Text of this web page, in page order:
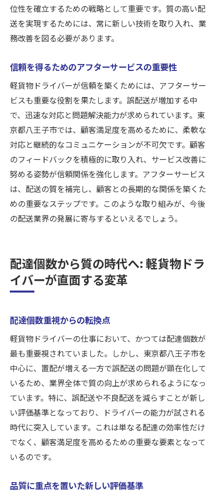
位性を確立するための戦略として重要です。質の高い配
送を実現するためには、常に新しい技術を取り入れ、業
務改善を図る必要があります。
信頼を得るためのアフターサービスの重要性
軽貨物ドライバーが信頼を築くためには、アフターサー
ビスも重要な役割を果たします。誤配送が増加する中
で、迅速な対応と問題解決能力が求められています。東
京都八王子市では、顧客満足度を高めるために、柔軟な
対応と継続的なコミュニケーションが不可欠です。顧客
のフィードバックを積極的に取り入れ、サービス改善に
努める姿勢が信頼関係を強化します。アフターサービス
は、配送の質を補完し、顧客との長期的な関係を築くた
めの重要なステップです。このような取り組みが、今後
の配送業界の発展に寄与するといえるでしょう。
配達個数から質の時代へ: 軽貨物ドラ
イバーが直面する変革
配達個数重視からの転換点
軽貨物ドライバーの仕事において、かつては配達個数が
最も重要視されていました。しかし、東京都八王子市を
中心に、置配が増える一方で誤配送の問題が顕在化して
いるため、業界全体で質の向上が求められるようになっ
ています。特に、誤配送や不良配送を減らすことが新し
い評価基準となっており、ドライバーの能力が試される
時代に突入しています。これは単なる配達の効率性だけ
でなく、顧客満足度を高めるための重要な要素となって
いるのです。
品質に重点を置いた新しい評価基準